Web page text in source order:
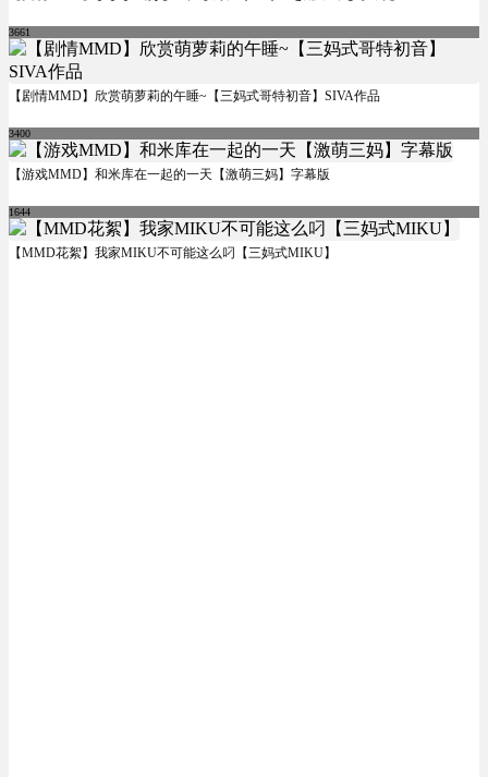
3661
【剧情MMD】欣赏萌萝莉的午睡~【三妈式哥特初音】SIVA作品
3400
【游戏MMD】和米库在一起的一天【激萌三妈】字幕版
1644
【MMD花絮】我家MIKU不可能这么叼【三妈式MIKU】